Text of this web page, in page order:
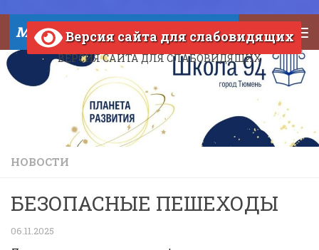
Skip to content
МАОУ СОШ №94 города Тюмени
ВЕРСИЯ САЙТА ДЛЯ СЛАБОВИДЯЩИХ
Версия сайта для слабовидящих
НОВОСТИ
БЕЗОПАСНЫЕ ПЕШЕХОДЫ
06.11.2025